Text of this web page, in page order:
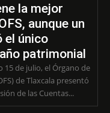
la mejor
aunque un
el único
patrimonial
15 de julio, el Órgano de
de Tlaxcala presentó
de las Cuentas...